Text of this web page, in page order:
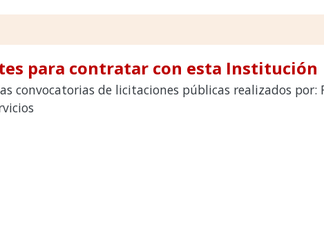
para contratar con esta Institución
convocatorias de licitaciones públicas realizados por: